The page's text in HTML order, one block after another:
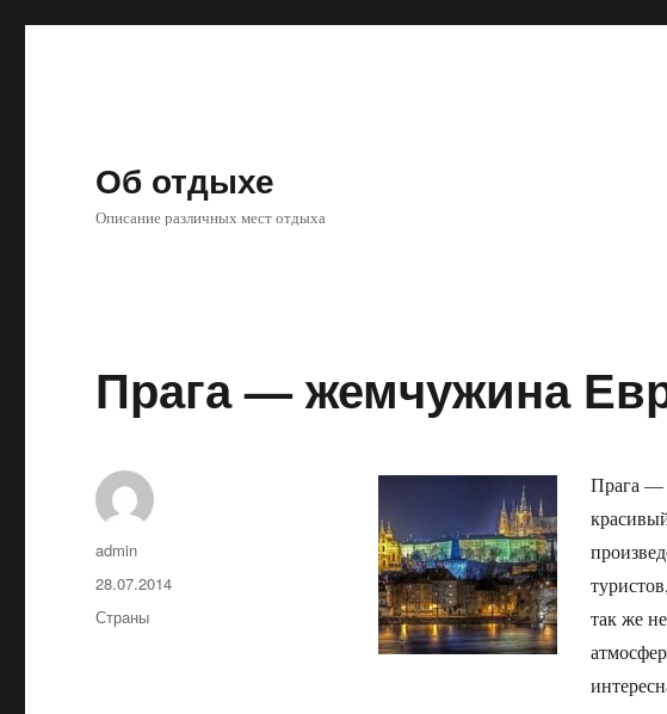
Об отдыхе
Описание различных мест отдыха
Прага — жемчужина
Прага —
так же
Автор
admin
Опубликовано
28.07.2014
Рубрики
Страны